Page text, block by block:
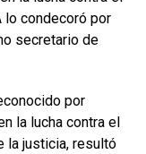
lo condecoró por
secretario de
por
la lucha contra el
la justicia, resultó